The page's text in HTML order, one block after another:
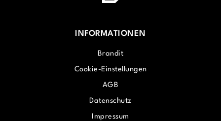
INFORMATIONEN
Brandit
Cookie-Einstellungen
AGB
Datenschutz
Impressum